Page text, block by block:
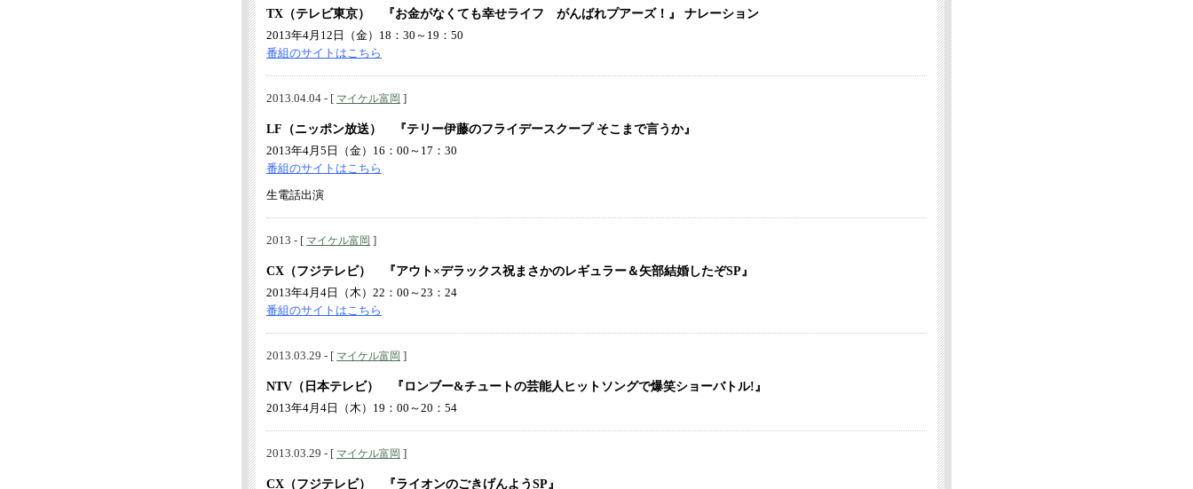
TX（テレビ東京） 『お金がなくても幸せライフ がんばれプアーズ！』 ナレーション
2013年4月12日（金）18：30～19：50
番組のサイトはこちら
2013.04.04 - [ マイケル富岡 ]
LF（ニッポン放送） 『テリー伊藤のフライデースクープ そこまで言うか』
2013年4月5日（金）16：00～17：30
番組のサイトはこちら
生電話出演
2013 - [ マイケル富岡 ]
CX（フジテレビ） 『アウト×デラックス祝まさかのレギュラー＆矢部結婚したぞSP』
2013年4月4日（木）22：00～23：24
番組のサイトはこちら
2013.03.29 - [ マイケル富岡 ]
NTV（日本テレビ） 『ロンブー&チュートの芸能人ヒットソングで爆笑ショーバトル!』
2013年4月4日（木）19：00～20：54
2013.03.29 - [ マイケル富岡 ]
CX（フジテレビ） 『ライオンのごきげんようSP』